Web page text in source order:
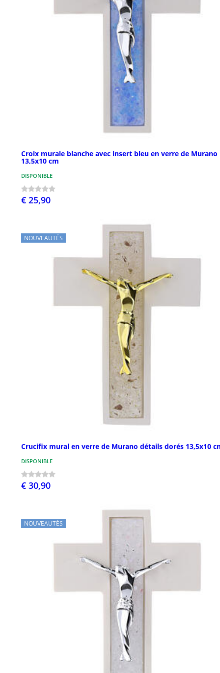
Croix murale blanche avec insert bleu en verre de Murano
13,5x10 cm
DISPONIBLE
€ 25,90
NOUVEAUTÉS
Crucifix mural en verre de Murano détails dorés 13,5x10
DISPONIBLE
€ 30,90
NOUVEAUTÉS